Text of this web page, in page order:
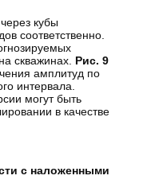
кубы
соответственно.
скважинах. Рис. 9
амплитуд по
интервала.
могут быть
в качестве
с наложенными